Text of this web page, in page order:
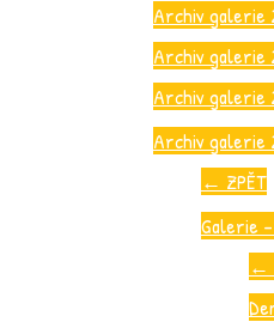
Archiv galerie
Archiv galerie
Archiv galerie
Archiv galerie
← ZPĚT
Galerie
←